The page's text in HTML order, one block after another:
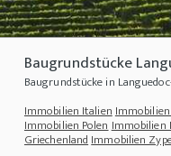
Baugrundstücke
Baugrundstücke in
Immobilien Italien
Immobilien PolenImmobilien
GriechenlandImmobilien